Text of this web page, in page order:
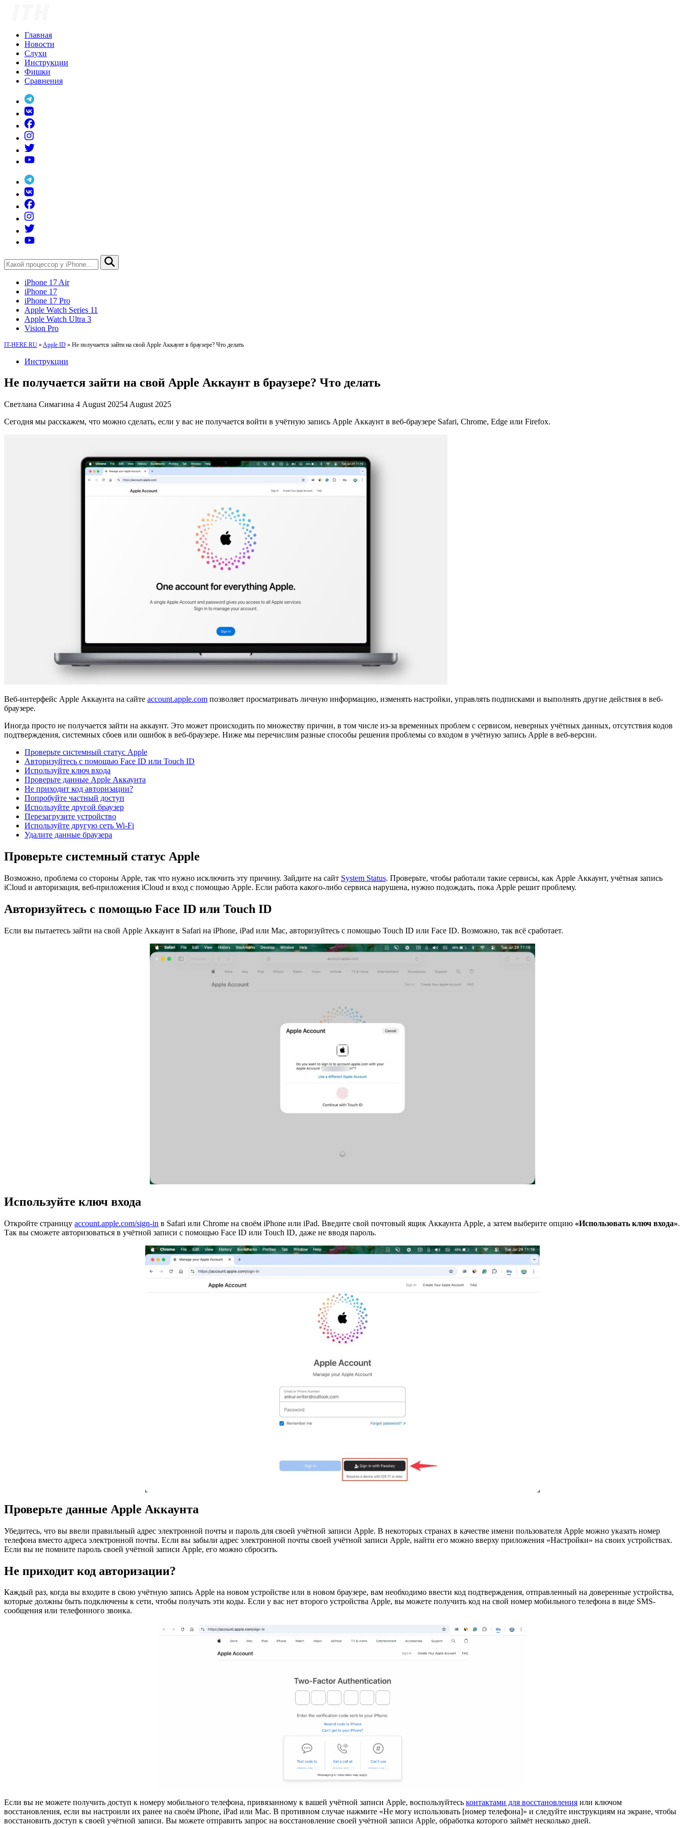
Главная
Новости
Слухи
Инструкции
Фишки
Сравнения
iPhone 17 Air
iPhone 17
iPhone 17 Pro
Apple Watch Series 11
Apple Watch Ultra 3
Vision Pro
IT-HERE.RU » Apple ID » Не получается зайти на свой Apple Аккаунт в браузере? Что делать
Инструкции
Не получается зайти на свой Apple Аккаунт в браузере? Что делать
Светлана Симагина 4 August 20254 August 2025
Сегодня мы расскажем, что можно сделать, если у вас не получается войти в учётную запись Apple Аккаунт в веб-браузере Safari, Chrome, Edge или Firefox.
Веб-интерфейс Apple Аккаунта на сайте account.apple.com позволяет просматривать личную информацию, изменять настройки, управлять подписками и выполнять другие действия в веб-
браузере.
Иногда просто не получается зайти на аккаунт. Это может происходить по множеству причин, в том числе из-за временных проблем с сервисом, неверных учётных данных, отсутствия кодов
подтверждения, системных сбоев или ошибок в веб-браузере. Ниже мы перечислим разные способы решения проблемы со входом в учётную запись Apple в веб-версии.
Проверьте системный статус Apple
Авторизуйтесь с помощью Face ID или Touch ID
Используйте ключ входа
Проверьте данные Apple Аккаунта
Не приходит код авторизации?
Попробуйте частный доступ
Используйте другой браузер
Перезагрузите устройство
Используйте другую сеть Wi-Fi
Удалите данные браузера
Проверьте системный статус Apple
Возможно, проблема со стороны Apple, так что нужно исключить эту причину. Зайдите на сайт System Status. Проверьте, чтобы работали такие сервисы, как Apple Аккаунт, учётная запись
iCloud и авторизация, веб-приложения iCloud и вход с помощью Apple. Если работа какого-либо сервиса нарушена, нужно подождать, пока Apple решит проблему.
Авторизуйтесь с помощью Face ID или Touch ID
Если вы пытаетесь зайти на свой Apple Аккаунт в Safari на iPhone, iPad или Mac, авторизуйтесь с помощью Touch ID или Face ID. Возможно, так всё сработает.
Используйте ключ входа
Откройте страницу account.apple.com/sign-in в Safari или Chrome на своём iPhone или iPad. Введите свой почтовый ящик Аккаунта Apple, а затем выберите опцию «Использовать ключ входа».
Так вы сможете авторизоваться в учётной записи с помощью Face ID или Touch ID, даже не вводя пароль.
Проверьте данные Apple Аккаунта
Убедитесь, что вы ввели правильный адрес электронной почты и пароль для своей учётной записи Apple. В некоторых странах в качестве имени пользователя Apple можно указать номер
телефона вместо адреса электронной почты. Если вы забыли адрес электронной почты своей учётной записи Apple, найти его можно вверху приложения «Настройки» на своих устройствах.
Если вы не помните пароль своей учётной записи Apple, его можно сбросить.
Не приходит код авторизации?
Каждый раз, когда вы входите в свою учётную запись Apple на новом устройстве или в новом браузере, вам необходимо ввести код подтверждения, отправленный на доверенные устройства,
которые должны быть подключены к сети, чтобы получать эти коды. Если у вас нет второго устройства Apple, вы можете получить код на свой номер мобильного телефона в виде SMS-
сообщения или телефонного звонка.
Если вы не можете получить доступ к номеру мобильного телефона, привязанному к вашей учётной записи Apple, воспользуйтесь контактами для восстановления или ключом
восстановления, если вы настроили их ранее на своём iPhone, iPad или Mac. В противном случае нажмите «Не могу использовать [номер телефона]» и следуйте инструкциям на экране, чтобы
восстановить доступ к своей учётной записи. Вы можете отправить запрос на восстановление своей учётной записи Apple, обработка которого займёт несколько дней.